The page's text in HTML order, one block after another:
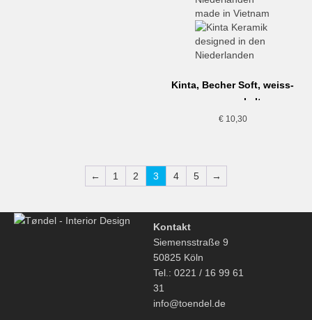
Kinta, Becher Soft, weiss-
gesprenkelt
€10,30
← 1 2 3 4 5 →
Kontakt
Siemensstraße 9
50825 Köln
Tel.: 0221 / 16 99 61
31
info@toendel.de